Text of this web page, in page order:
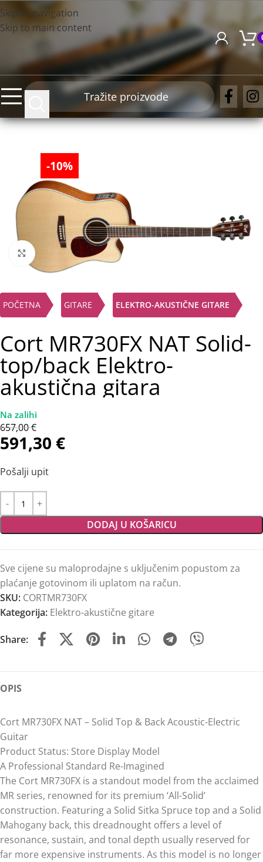
Skip to navigation
Skip to main content
-10%
Click to enlarge
POČETNA GITARE ELEKTRO-AKUSTIČNE GITARE
Cort MR730FX NAT Solid-
top/back Elektro-
akustična gitara
657,00€
591,30 €
Pošalji upit
DODAJ U KOŠARICU
Sve cijene su maloprodajne s uključenim popustom za
plaćanje gotovinom ili uplatom na račun.
SKU: CORTMR730FX
Kategorija: Elektro-akustične gitare
Share:
OPIS
Cort MR730FX NAT – Solid Top & Back Acoustic-Electric
Guitar
Product Status: Store Display Model
A Professional Standard Re-Imagined
The Cort MR730FX is a standout model from the acclaimed
MR series, renowned for its premium ‘All-Solid’
construction. Featuring a Solid Sitka Spruce top and a Solid
Mahogany back, this dreadnought offers a level of
resonance, sustain, and tonal depth usually reserved for
far more expensive instruments. As this model is no longer